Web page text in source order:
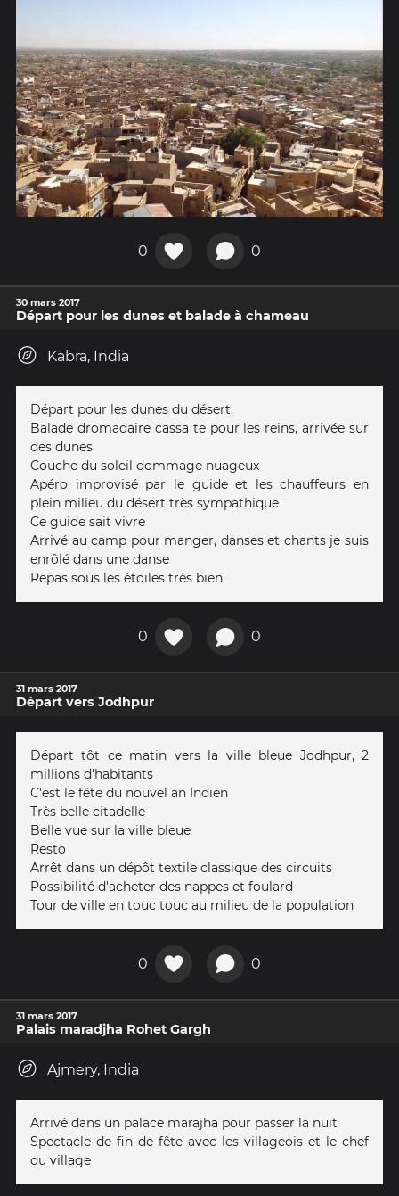
0 0
30 mars 2017
Départ pour les dunes et balade à chameau
Kabra, India
Départ pour les dunes du désert.
Balade dromadaire cassa te pour les reins, arrivée sur
des dunes
Couche du soleil dommage nuageux
Apéro improvisé par le guide et les chauffeurs en
plein milieu du désert très sympathique
Ce guide sait vivre
Arrivé au camp pour manger, danses et chants je suis
enrôlé dans une danse
Repas sous les étoiles très bien.
0 0
31 mars 2017
Départ vers Jodhpur
Départ tôt ce matin vers la ville bleue Jodhpur, 2
millions d'habitants
C'est le fête du nouvel an Indien
Très belle citadelle
Belle vue sur la ville bleue
Resto
Arrêt dans un dépôt textile classique des circuits
Possibilité d'acheter des nappes et foulard
Tour de ville en touc touc au milieu de la population
0 0
31 mars 2017
Palais maradjha Rohet Gargh
Ajmery, India
Arrivé dans un palace marajha pour passer la nuit
Spectacle de fin de fête avec les villageois et le chef
du village